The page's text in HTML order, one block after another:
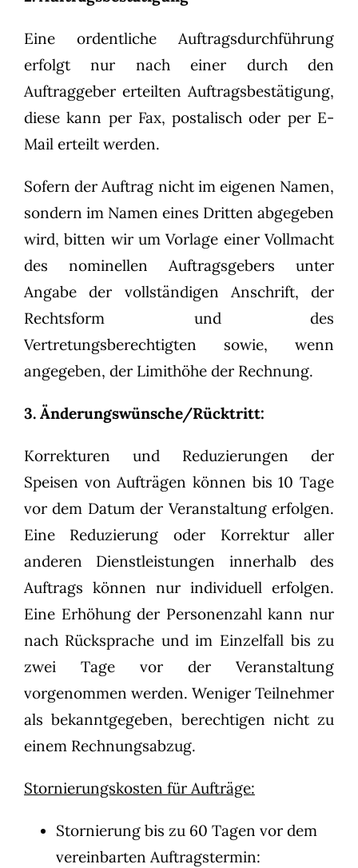
Eine ordentliche Auftragsdurchführung
erfolgt nur nach einer durch den
Auftraggeber erteilten Auftragsbestätigung,
diese kann per Fax, postalisch oder per E-
Mail erteilt werden.
Sofern der Auftrag nicht im eigenen Namen,
sondern im Namen eines Dritten abgegeben
wird, bitten wir um Vorlage einer Vollmacht
des nominellen Auftragsgebers unter
Angabe der vollständigen Anschrift, der
Rechtsform und des
Vertretungsberechtigten sowie, wenn
angegeben, der Limithöhe der Rechnung.
3. Änderungswünsche/Rücktritt:
Korrekturen und Reduzierungen der
Speisen von Aufträgen können bis 10 Tage
vor dem Datum der Veranstaltung erfolgen.
Eine Reduzierung oder Korrektur aller
anderen Dienstleistungen innerhalb des
Auftrags können nur individuell erfolgen.
Eine Erhöhung der Personenzahl kann nur
nach Rücksprache und im Einzelfall bis zu
zwei Tage vor der Veranstaltung
vorgenommen werden. Weniger Teilnehmer
als bekanntgegeben, berechtigen nicht zu
einem Rechnungsabzug.
Stornierungskosten für Aufträge:
Stornierung bis zu 60 Tagen vor dem
vereinbarten Auftragstermin: